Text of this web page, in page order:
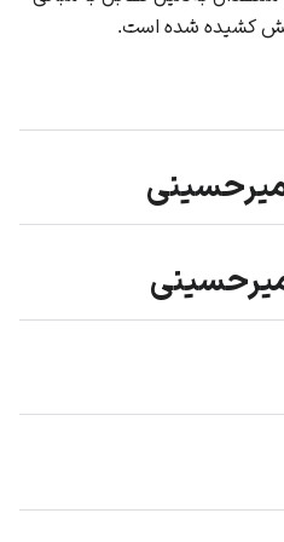
کشیده شده است.
میرحسینی
میرحسینی